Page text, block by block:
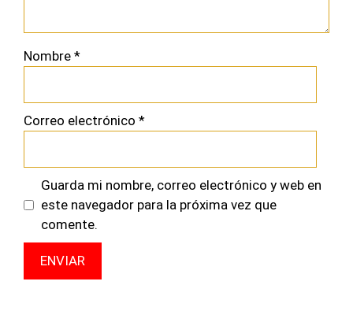
Nombre *
Correo electrónico *
Guarda mi nombre, correo electrónico y web en
este navegador para la próxima vez que
comente.